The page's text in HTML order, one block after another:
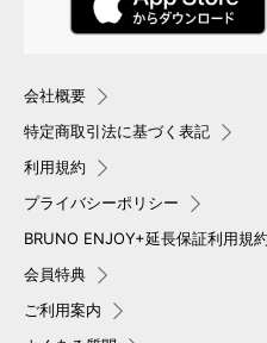
会社概要
特定商取引法に基づく表記
利用規約
プライバシーポリシー
BRUNO ENJOY+延長保証利用規約
会員特典
ご利用案内